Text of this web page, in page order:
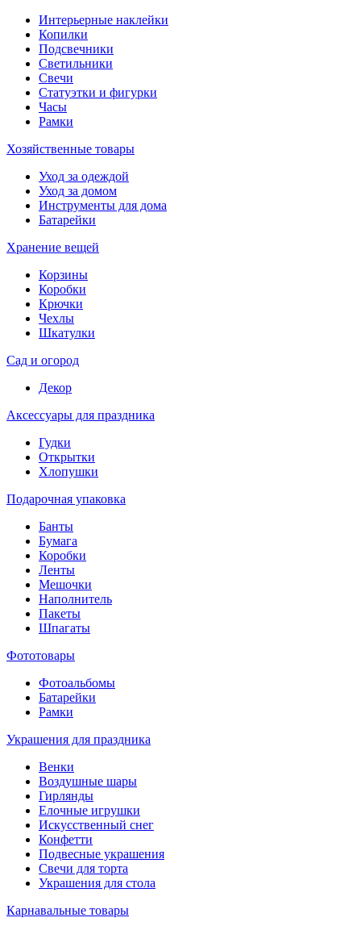
Интерьерные наклейки
Копилки
Подсвечники
Светильники
Свечи
Статуэтки и фигурки
Часы
Рамки
Хозяйственные товары
Уход за одеждой
Уход за домом
Инструменты для дома
Батарейки
Хранение вещей
Корзины
Коробки
Крючки
Чехлы
Шкатулки
Сад и огород
Декор
Аксессуары для праздника
Гудки
Открытки
Хлопушки
Подарочная упаковка
Банты
Бумага
Коробки
Ленты
Мешочки
Наполнитель
Пакеты
Шпагаты
Фототовары
Фотоальбомы
Батарейки
Рамки
Украшения для праздника
Венки
Воздушные шары
Гирлянды
Елочные игрушки
Искусственный снег
Конфетти
Подвесные украшения
Свечи для торта
Украшения для стола
Карнавальные товары